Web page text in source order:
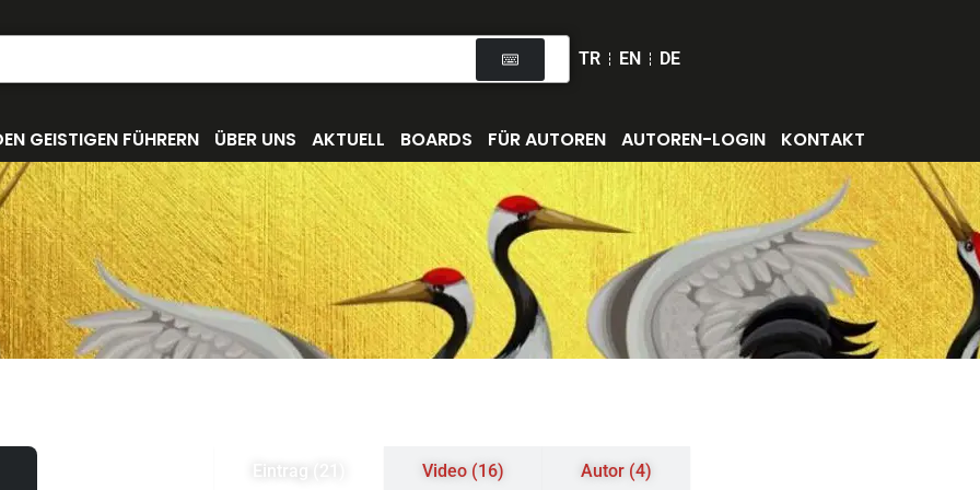
TR EN DE
GEISTIGEN FÜHRERN ÜBER UNS AKTUELL BOARDS FÜR AUTOREN AUTOREN-LOGIN KONTAKT
Eintrag (21) Video (16) Autor (4)